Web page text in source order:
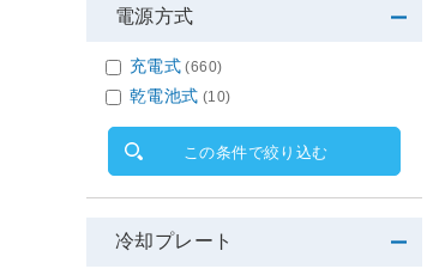
電源方式
充電式 (660)
乾電池式 (10)
この条件で絞り込む
冷却プレート